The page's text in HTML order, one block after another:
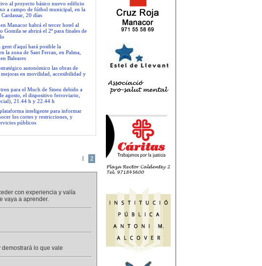
al proyecto básico nuevo edificio
a campo de fútbol municipal, en la
20 días
Manacor habrá el tercer hotel al
Gomila se abrirá el 2º para finales de
gent d'aquí hará posible la
la zona de Sant Ferran, en Palma,
Baleares
autonómico las obras de
en movilidad, accesibilidad y
para el Much de Sineu debido a
agosto, el dispositivo ferroviario,
21.44 h y 22.44 h
inteligente para informar
los cortes y restricciones, y
públicos
1 2
con experiencia y valía
vaya a aprender.
lo que vale